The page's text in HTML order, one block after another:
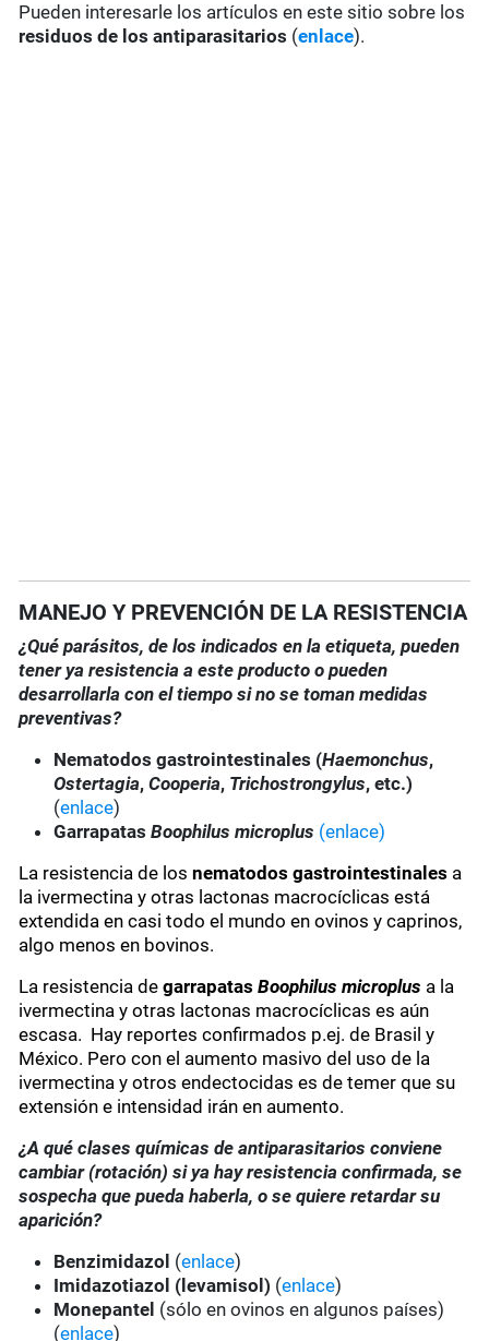
Pueden interesarle los artículos en este sitio sobre los
residuos de los antiparasitarios (enlace).
MANEJO Y PREVENCIÓN DE LA RESISTENCIA
¿Qué parásitos, de los indicados en la etiqueta, pueden
tener ya resistencia a este producto o pueden
desarrollarla con el tiempo si no se toman medidas
preventivas?
Nematodos gastrointestinales (Haemonchus,
Ostertagia,Cooperia, Trichostrongylus, etc.)
(enlace)
GarrapatasBoophilus microplus (enlace)
La resistencia de losnematodos gastrointestinales a
la ivermectina y otras lactonas macrocíclicas está
extendida en casi todo el mundo en ovinos y caprinos,
algo menos en bovinos.
La resistencia degarrapatasBoophilus microplus a la
ivermectinay otras lactonas macrocíclicas es aún
escasa. Hay reportes confirmados p.ej. de Brasil y
México. Pero con el aumento masivo del uso de la
ivermectina y otros endectocidas es de temer que su
extensión e intensidad irán en aumento.
¿A qué clases químicas de antiparasitarios conviene
cambiar (rotación) si ya hay resistencia confirmada, se
sospecha que pueda haberla, o se quiere retardar su
aparición?
Benzimidazol (enlace)
Imidazotiazol (levamisol) (enlace)
Monepantel (sólo en ovinos en algunos países)
(enlace)